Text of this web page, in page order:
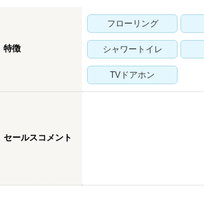
特徴
フローリング
シャワートイレ
TVドアホン
セールスコメント